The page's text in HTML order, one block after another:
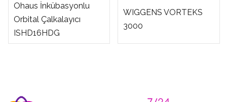
Ohaus İnkübasyonlu
Orbital Çalkalayıcı
ISHD16HDG
WIGGENS VORTEKS
3000